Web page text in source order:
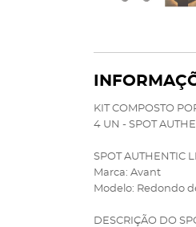
KIT COMPOSTO
4 UN - SPOT
SPOT AUTHENTIC
Marca: Avant
Modelo: Redondo
DESCRIÇÃO DO